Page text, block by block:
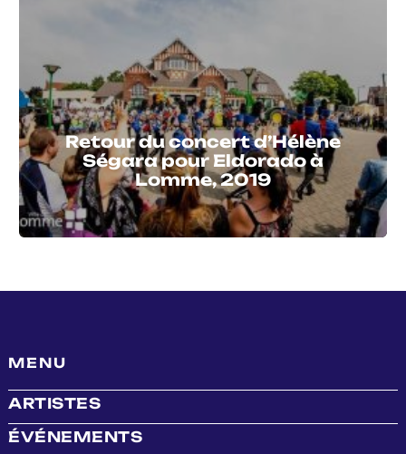
Retour du concert d’Hélène
Ségara pour Eldorado à
Lomme, 2019
MENU
ARTISTES
ÉVÉNEMENTS